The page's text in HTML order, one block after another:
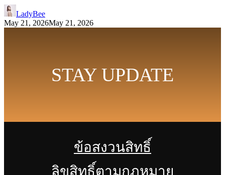
LadyBee
May 21, 2026May 21, 2026
STAY UPDATE
ข้อสงวนสิทธิ์
ลิขสิทธิ์ตามกฎหมาย